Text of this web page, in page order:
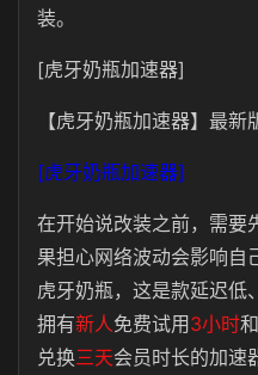
装。
[虎牙奶瓶加速器]
【虎牙奶瓶加速器】最新
[虎牙奶瓶加速器]
在开始说改装之前，需要
果担心网络波动会影响自
虎牙奶瓶，这是款延迟低
拥有新人免费试用 3小时
兑换三天会员时长的加速